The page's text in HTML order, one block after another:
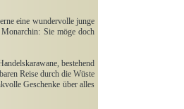
eine wundervolle junge
Sie möge doch
bestehend
Reise durch die Wüste
Geschenke über alles